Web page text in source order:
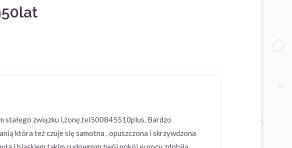
stałego związku i,żonę,tel500845510plus. Bardzo
która też czuje się samotna , opuszczona i skrzywdzona